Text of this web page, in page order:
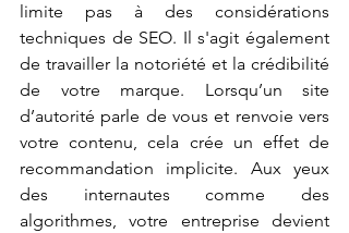
limite pas à des considérations
techniques de SEO. Il s'agit également
de travailler la notoriété et la crédibilité
de votre marque. Lorsqu’un site
d’autorité parle de vous et renvoie vers
votre contenu, cela crée un effet de
recommandation implicite. Aux yeux
des internautes comme des
algorithmes, votre entreprise devient